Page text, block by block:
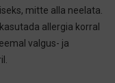
mitte alla neelata.
allergia korral
valgus- ja